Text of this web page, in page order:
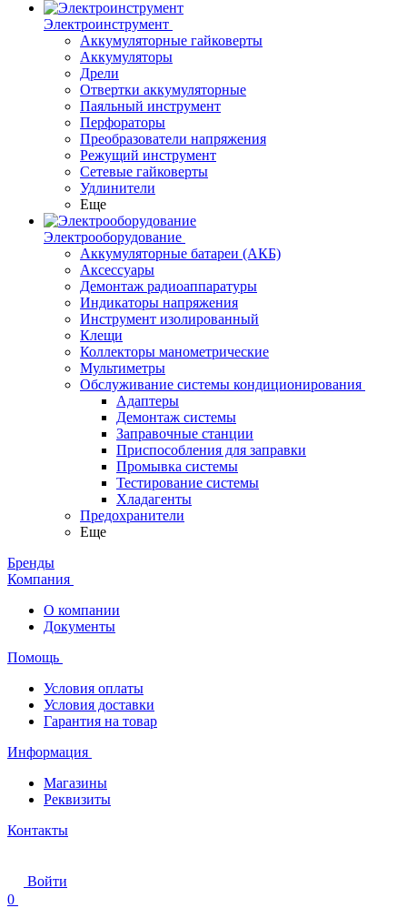
Электроинструмент
Аккумуляторные гайковерты
Аккумуляторы
Дрели
Отвертки аккумуляторные
Паяльный инструмент
Перфораторы
Преобразователи напряжения
Режущий инструмент
Сетевые гайковерты
Удлинители
Еще
Электрооборудование
Аккумуляторные батареи (АКБ)
Аксессуары
Демонтаж радиоаппаратуры
Индикаторы напряжения
Инструмент изолированный
Клещи
Коллекторы манометрические
Мультиметры
Обслуживание системы кондиционирования
Адаптеры
Демонтаж системы
Заправочные станции
Приспособления для заправки
Промывка системы
Тестирование системы
Хладагенты
Предохранители
Еще
Бренды
Компания
О компании
Документы
Помощь
Условия оплаты
Условия доставки
Гарантия на товар
Информация
Магазины
Реквизиты
Контакты
Войти
0